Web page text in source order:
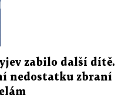
zabilo další dítě.
nedostatku zbraní